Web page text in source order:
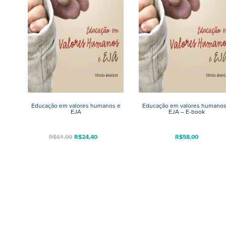
Educação em valores humanos e
EJA
R$61,00 R$24,40
Educação em valores
EJA – E-book
R$58,00